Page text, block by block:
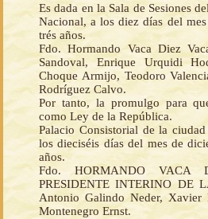
Es dada en la Sala de Sesiones
Nacional, a los diez días del
trés años.
Fdo. Hormando Vaca Diez
Sandoval, Enrique Urquidi
Choque Armijo, Teodoro
Rodríguez Calvo.
Por tanto, la promulgo para
como Ley de la República.
Palacio Consistorial de la
los dieciséis días del mes de
años.
Fdo. HORMANDO VACA
PRESIDENTE INTERINO DE
Antonio Galindo Neder, Xavier
Montenegro Ernst.